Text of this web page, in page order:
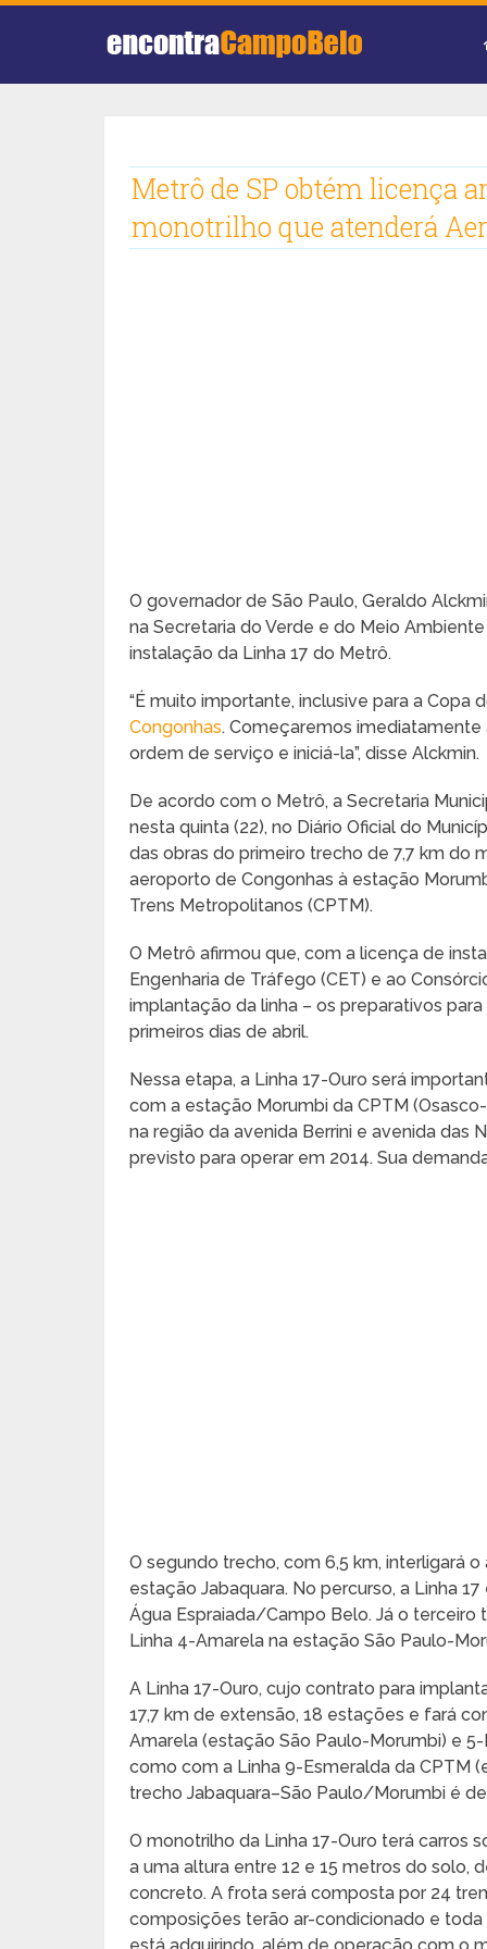
Metrô de SP obtém licença
monotrilho que atenderá
O governador de São Paulo, Geraldo
na Secretaria do Verde e do Meio
instalação da Linha 17 do Metrô.
“É muito importante, inclusive para a Copa
Congonhas. Começaremos imediatamente
ordem de serviço e iniciá-la”, disse Alckmin.
De acordo com o Metrô, a Secretaria
nesta quinta (22), no Diário Oficial do
das obras do primeiro trecho de 7,7 km do
aeroporto de Congonhas à estação
Trens Metropolitanos (CPTM).
O Metrô afirmou que, com a licença de
Engenharia de Tráfego (CET) e ao
implantação da linha – os preparativos
primeiros dias de abril.
Nessa etapa, a Linha 17-Ouro será
com a estação Morumbi da CPTM
na região da avenida Berrini e avenida das
previsto para operar em 2014. Sua
O segundo trecho, com 6,5 km, interligará
estação Jabaquara. No percurso, a Linha
Água Espraiada/Campo Belo. Já o
Linha 4-Amarela na estação São Paulo-
A Linha 17-Ouro, cujo contrato para
17,7 km de extensão, 18 estações e fará
Amarela (estação São Paulo-Morumbi) e
como com a Linha 9-Esmeralda da CPTM
trecho Jabaquara–São Paulo/Morumbi é
O monotrilho da Linha 17-Ouro terá carros
a uma altura entre 12 e 15 metros do solo,
concreto. A frota será composta por 24
composições terão ar-condicionado e